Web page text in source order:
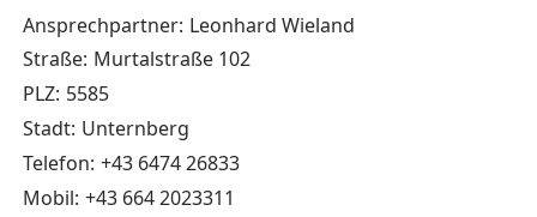
Ansprechpartner: Leonhard Wieland
Straße: Murtalstraße 102
PLZ: 5585
Stadt: Unternberg
Telefon: +43 6474 26833
Mobil: +43 664 2023311